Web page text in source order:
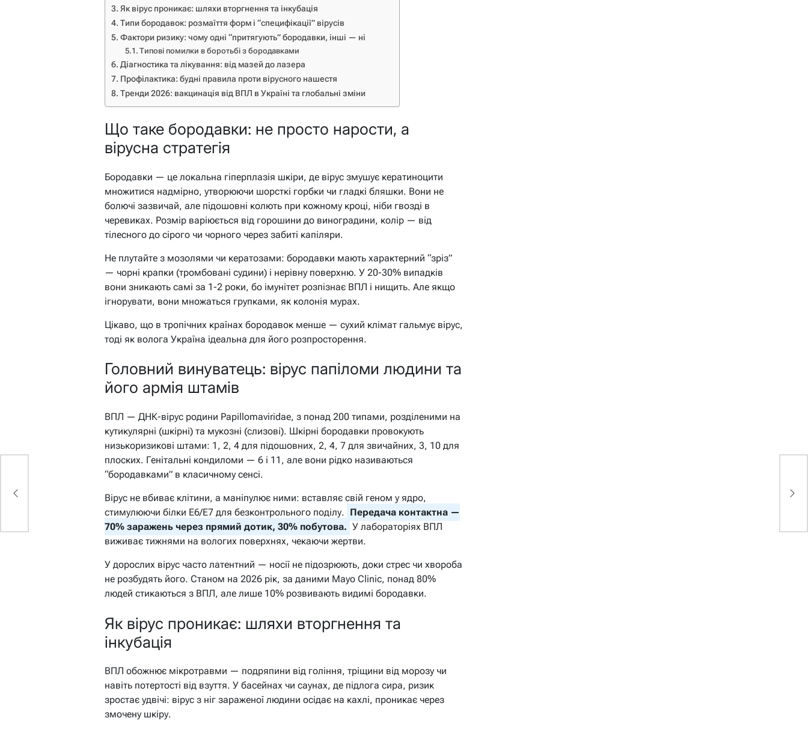
Як вірус проникає: шляхи вторгнення та інкубація
Типи бородавок: розмаїття форм і “специфікації” вірусів
Фактори ризику: чому одні “притягують” бородавки, інші — ні
Типові помилки в боротьбі з бородавками
Діагностика та лікування: від мазей до лазера
Профілактика: будні правила проти вірусного нашестя
Тренди 2026: вакцинація від ВПЛ в Україні та глобальні зміни
Що таке бородавки: не просто нарости, а
вірусна стратегія
Бородавки — це локальна гіперплазія шкіри, де вірус змушує кератиноцити
множитися надмірно, утворюючи шорсткі горбки чи гладкі бляшки. Вони не
болючі зазвичай, але підошовні колють при кожному кроці, ніби гвозді в
черевиках. Розмір варіюється від горошини до виноградини, колір — від
тілесного до сірого чи чорного через забиті капіляри.
Не плутайте з мозолями чи кератозами: бородавки мають характерний “зріз”
— чорні крапки (тромбовані судини) і нерівну поверхню. У 20-30% випадків
вони зникають самі за 1-2 роки, бо імунітет розпізнає ВПЛ і нищить. Але якщо
ігнорувати, вони множаться групками, як колонія мурах.
Цікаво, що в тропічних країнах бородавок менше — сухий клімат гальмує вірус,
тоді як волога Україна ідеальна для його розпросторення.
Головний винуватець: вірус папіломи людини та
його армія штамів
ВПЛ — ДНК-вірус родини Papillomaviridae, з понад 200 типами, розділеними на
кутикулярні (шкірні) та мукозні (слизові). Шкірні бородавки провокують
низькоризикові штами: 1, 2, 4 для підошовних, 2, 4, 7 для звичайних, 3, 10 для
плоских. Генітальні кондиломи — 6 і 11, але вони рідко називаються
“бородавками” в класичному сенсі.
Вірус не вбиває клітини, а маніпулює ними: вставляє свій геном у ядро,
стимулюючи білки E6/E7 для безконтрольного поділу. Передача контактна —
70% заражень через прямий дотик, 30% побутова. У лабораторіях ВПЛ
виживає тижнями на вологих поверхнях, чекаючи жертви.
У дорослих вірус часто латентний — носії не підозрюють, доки стрес чи хвороба
не розбудять його. Станом на 2026 рік, за даними Mayo Clinic, понад 80%
людей стикаються з ВПЛ, але лише 10% розвивають видимі бородавки.
Як вірус проникає: шляхи вторгнення та
інкубація
ВПЛ обожнює мікротравми — подряпини від гоління, тріщини від морозу чи
навіть потертості від взуття. У басейнах чи саунах, де підлога сира, ризик
зростає удвічі: вірус з ніг зараженої людини осідає на кахлі, проникає через
змочену шкіру.